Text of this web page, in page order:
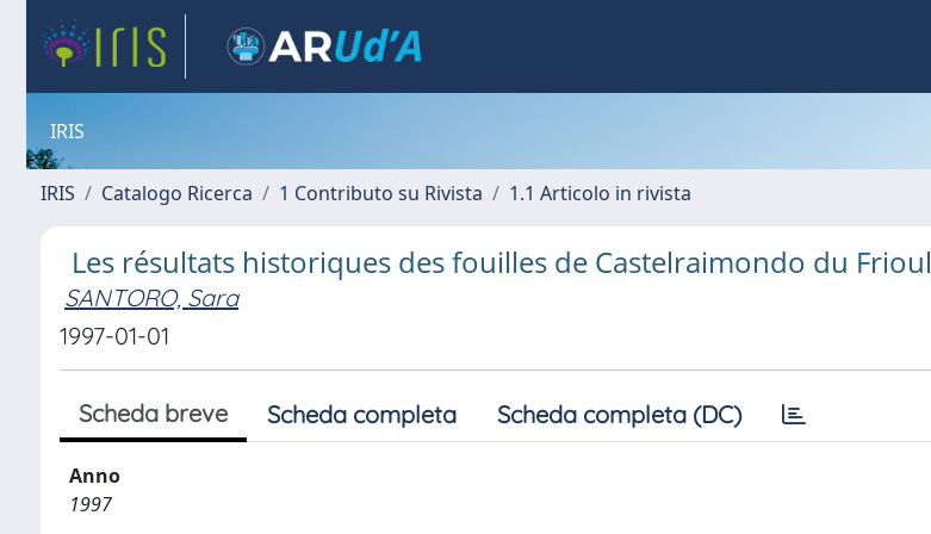
IRIS
IRIS Catalogo Ricerca 1 Contributo su Rivista 1.1 Articolo in rivista
Les résultats historiques des fouilles de Castelraimondo du Frioul
SANTORO, Sara
1997-01-01
Scheda breve Scheda completa Scheda completa (DC)
Anno
1997